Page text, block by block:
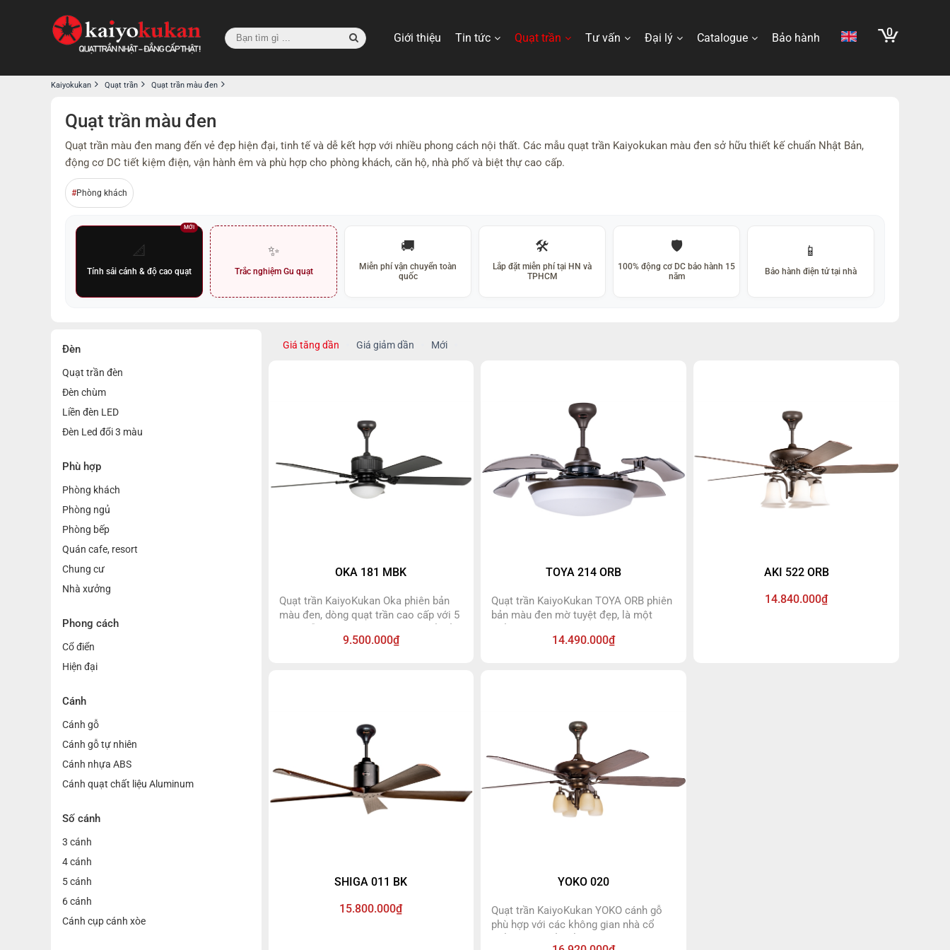
Giới thiệu Tin tức Quạt trần Tư vấn Đại lý Catalogue Bảo hành 0
Kaiyokukan Quạt trần Quạt trần màu đen
Quạt trần màu đen
Quạt trần màu đen mang đến vẻ đẹp hiện đại, tinh tế và dễ kết hợp với nhiều phong cách nội thất. Các mẫu quạt trần Kaiyokukan màu đen sở hữu thiết kế chuẩn Nhật Bản,
động cơ DC tiết kiệm điện, vận hành êm và phù hợp cho phòng khách, căn hộ, nhà phố và biệt thự cao cấp.
Phòng khách
📐
Tính sải cánh & độ cao quạt
MỚI
✨
Trắc nghiệm Gu quạt
🚚
Miễn phí vận chuyển toàn
quốc
🛠️
Lắp đặt miễn phí tại HN và
TPHCM
🛡️
100% động cơ DC bảo hành 15
năm
📱
Bảo hành điện tử tại nhà
Đèn
Quạt trần đèn
Đèn chùm
Liền đèn LED
Đèn Led đổi 3 màu
Phù hợp
Phòng khách
Phòng ngủ
Phòng bếp
Quán cafe, resort
Chung cư
Nhà xưởng
Phong cách
Cổ điển
Hiện đại
Cánh
Cánh gỗ
Cánh gỗ tự nhiên
Cánh nhựa ABS
Cánh quạt chất liệu Aluminum
Số cánh
3 cánh
4 cánh
5 cánh
6 cánh
Cánh cụp cánh xòe
Giá tăng dần Giá giảm dần Mới
OKA 181 MBK
Quạt trần KaiyoKukan Oka phiên bản
màu đen, dòng quạt trần cao cấp với 5
3 màu ánh sáng trắng, ánh sáng vàng,
9.500.000₫
TOYA 214 ORB
Quạt trần KaiyoKukan TOYA ORB phiên
bản màu đen mờ tuyệt đẹp, là một
phòng hiện đại. Phiên bản quạt trần
lượng gió tối đa 8.500 CF/min khi hoạt
14.490.000₫
AKI 522 ORB
14.840.000₫
SHIGA 011 BK
15.800.000₫
YOKO 020
Quạt trần KaiyoKukan YOKO cánh gỗ
phù hợp với các không gian nhà cổ